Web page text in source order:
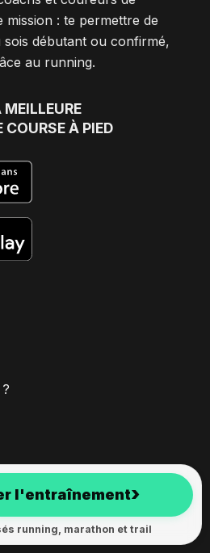
l'entraînement›
running, marathon et trail
: te permettre de
débutant ou confirmé,
au running.
MEILLEURE
À PIED